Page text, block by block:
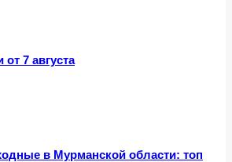
7 августа
в Мурманской области: топ